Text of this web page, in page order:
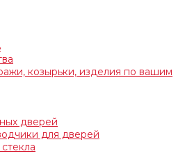
козырьки, изделия по вашим
дверей
для дверей